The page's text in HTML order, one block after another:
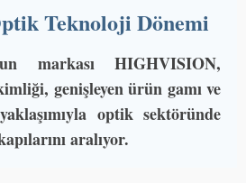
Teknoloji Dönemi
markası HIGHVISION,
genişleyen ürün gamı ve
optik sektöründe
aralıyor.